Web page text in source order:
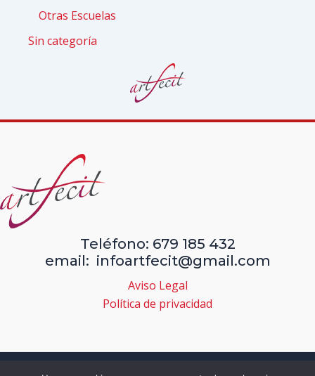
Otras Escuelas
Sin categoría
Teléfono: 679 185 432
email: infoartfecit@gmail.com
Aviso Legal
Política de privacidad